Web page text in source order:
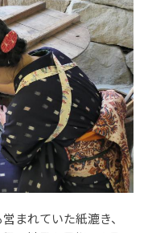
まれていた紙漉き、